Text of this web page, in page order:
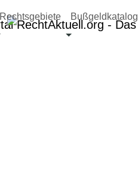
Rechtsgebiete Bußgeldkatalog